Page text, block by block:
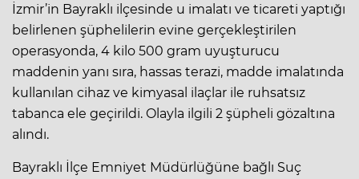
İzmir’in Bayraklı ilçesinde u imalatı ve ticareti yaptığı
belirlenen şüphelilerin evine gerçekleştirilen
operasyonda, 4 kilo 500 gram uyuşturucu
maddenin yanı sıra, hassas terazi, madde imalatında
kullanılan cihaz ve kimyasal ilaçlar ile ruhsatsız
tabanca ele geçirildi. Olayla ilgili 2 şüpheli gözaltına
alındı.
Bayraklı İlçe Emniyet Müdürlüğüne bağlı Suç